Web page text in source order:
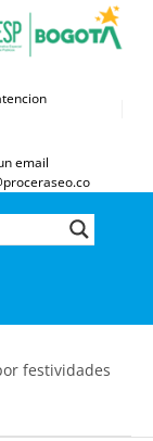
email
festividades